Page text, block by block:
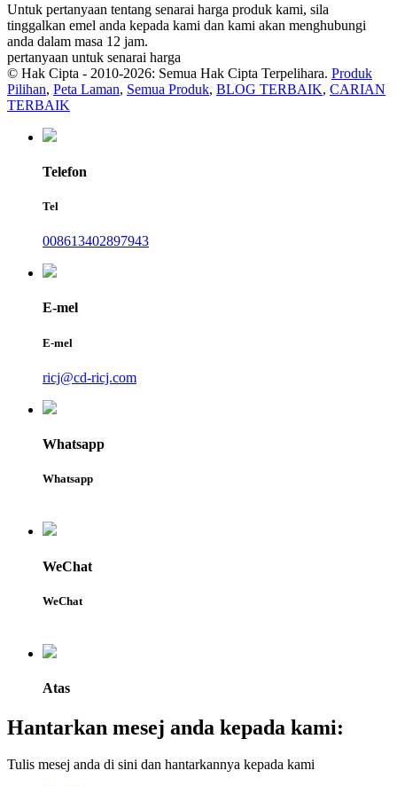
Untuk pertanyaan tentang senarai harga produk kami, sila
tinggalkan emel anda kepada kami dan kami akan menghubungi
anda dalam masa 12 jam.
pertanyaan untuk senarai harga
© Hak Cipta - 2010-2026: Semua Hak Cipta Terpelihara. Produk
Pilihan, Peta Laman, Semua Produk, BLOG TERBAIK, CARIAN
TERBAIK
Telefon
Tel
008613402897943
E-mel
E-mel
ricj@cd-ricj.com
Whatsapp
Whatsapp
WeChat
WeChat
Atas
Hantarkan mesej anda kepada kami:
Tulis mesej anda di sini dan hantarkannya kepada kami